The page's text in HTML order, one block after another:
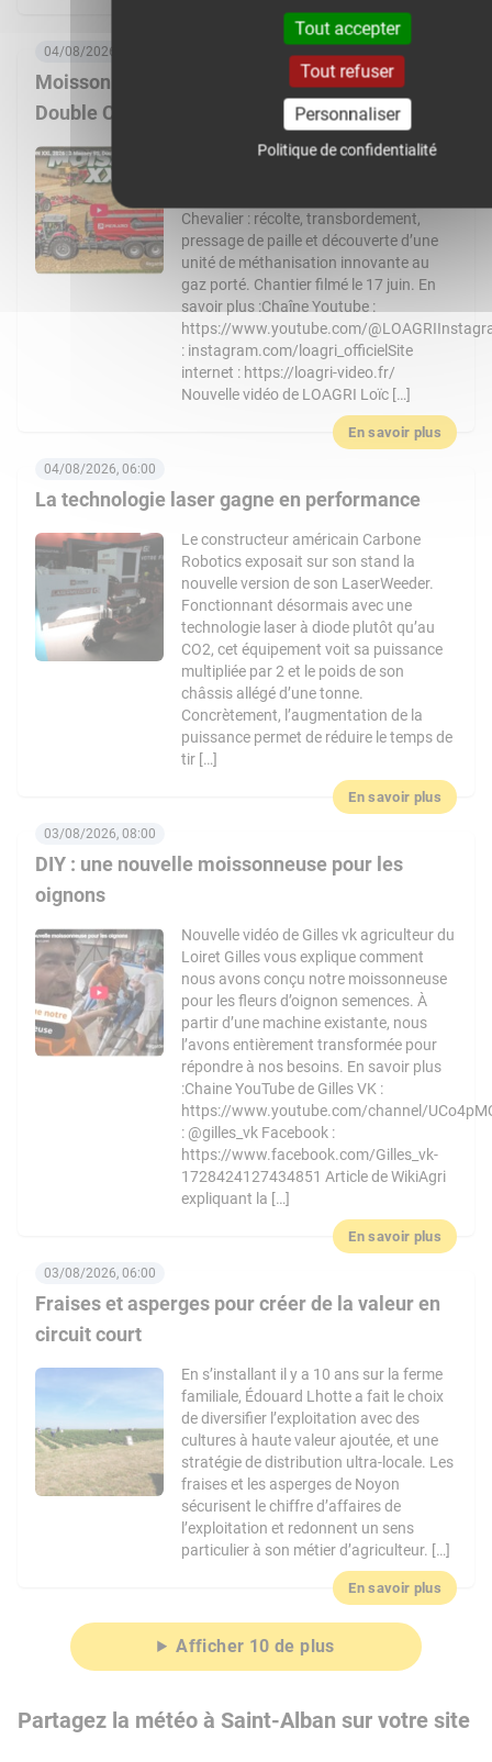
En savoir plus
Moisson XXL 2026 : 3 Massey Ferguson 9S,
Double CR… Un chantier de folie !
04/08/2026, 08:00
Nouvelle vidéo de LOAGRI Loïc vous
Chevalier : récolte, transbordement,
pressage de paille et découverte d’une
unité de méthanisation innovante au
gaz porté. Chantier filmé le 17 juin. En
savoir plus :Chaîne Youtube :
https://www.youtube.com/
: instagram.com/loagri_officielSite
internet : https://loagri-video.fr/
Nouvelle vidéo de LOAGRI Loïc […]
En savoir plus
La technologie laser gagne en performance
04/08/2026, 06:00
Le constructeur américain Carbone
Robotics exposait sur son stand la
nouvelle version de son LaserWeeder.
Fonctionnant désormais avec une
technologie laser à diode plutôt qu’au
CO2, cet équipement voit sa puissance
multipliée par 2 et le poids de son
châssis allégé d’une tonne.
Concrètement, l’augmentation de la
puissance permet de réduire le temps de
tir […]
En savoir plus
DIY : une nouvelle moissonneuse pour les
oignons
03/08/2026, 08:00
Nouvelle vidéo de Gilles vk agriculteur du
Loiret Gilles vous explique comment
nous avons conçu notre moissonneuse
pour les fleurs d’oignon semences. À
partir d’une machine existante, nous
l’avons entièrement transformée pour
répondre à nos besoins. En savoir plus
:Chaine YouTube de Gilles VK :
https://www.youtube.com/channel/
: @gilles_vk Facebook :
https://www.facebook.com/Gilles_vk-
1728424127434851 Article de WikiAgri
expliquant la […]
En savoir plus
Fraises et asperges pour créer de la valeur en
circuit court
03/08/2026, 06:00
En s’installant il y a 10 ans sur la ferme
familiale, Édouard Lhotte a fait le choix
de diversifier l’exploitation avec des
cultures à haute valeur ajoutée, et une
stratégie de distribution ultra-locale. Les
fraises et les asperges de Noyon
sécurisent le chiffre d’affaires de
l’exploitation et redonnent un sens
particulier à son métier d’agriculteur. […]
En savoir plus
Afficher 10 de plus
Partagez la météo à Saint-Alban sur votre site
Tout accepter
Tout refuser
Personnaliser
Politique de confidentialité